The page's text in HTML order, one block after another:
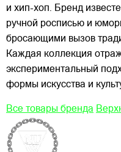
и хип-хоп. Бренд
ручной росписью и
бросающими вызов
Каждая коллекция
экспериментальный
формы искусства и
Все товары бренда